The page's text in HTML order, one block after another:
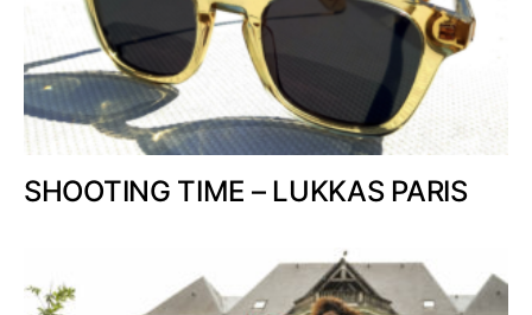
SHOOTING TIME – LUKKAS PARIS